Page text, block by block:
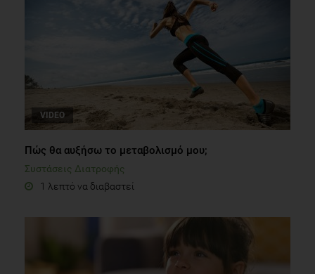
VIDEO
Πώς θα αυξήσω το μεταβολισμό μου;
Συστάσεις Διατροφής
1 λεπτό να διαβαστεί